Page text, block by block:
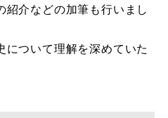
介などの加筆も行いまし
ついて理解を深めていた